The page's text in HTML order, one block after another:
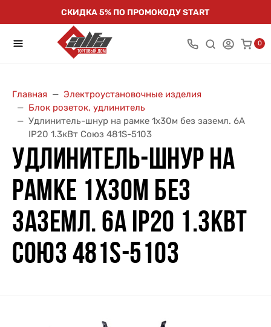
СКИДКА 5% ПО ПРОМОКОДУ START
0
Главная
Электроустановочные изделия
Блок розеток, удлинитель
Удлинитель-шнур на рамке 1х30м без заземл. 6А
IP20 1.3кВт Союз 481S-5103
УДЛИНИТЕЛЬ-ШНУР НА
РАМКЕ 1Х30М БЕЗ
ЗАЗЕМЛ. 6А IP20 1.3КВТ
СОЮЗ 481S-5103